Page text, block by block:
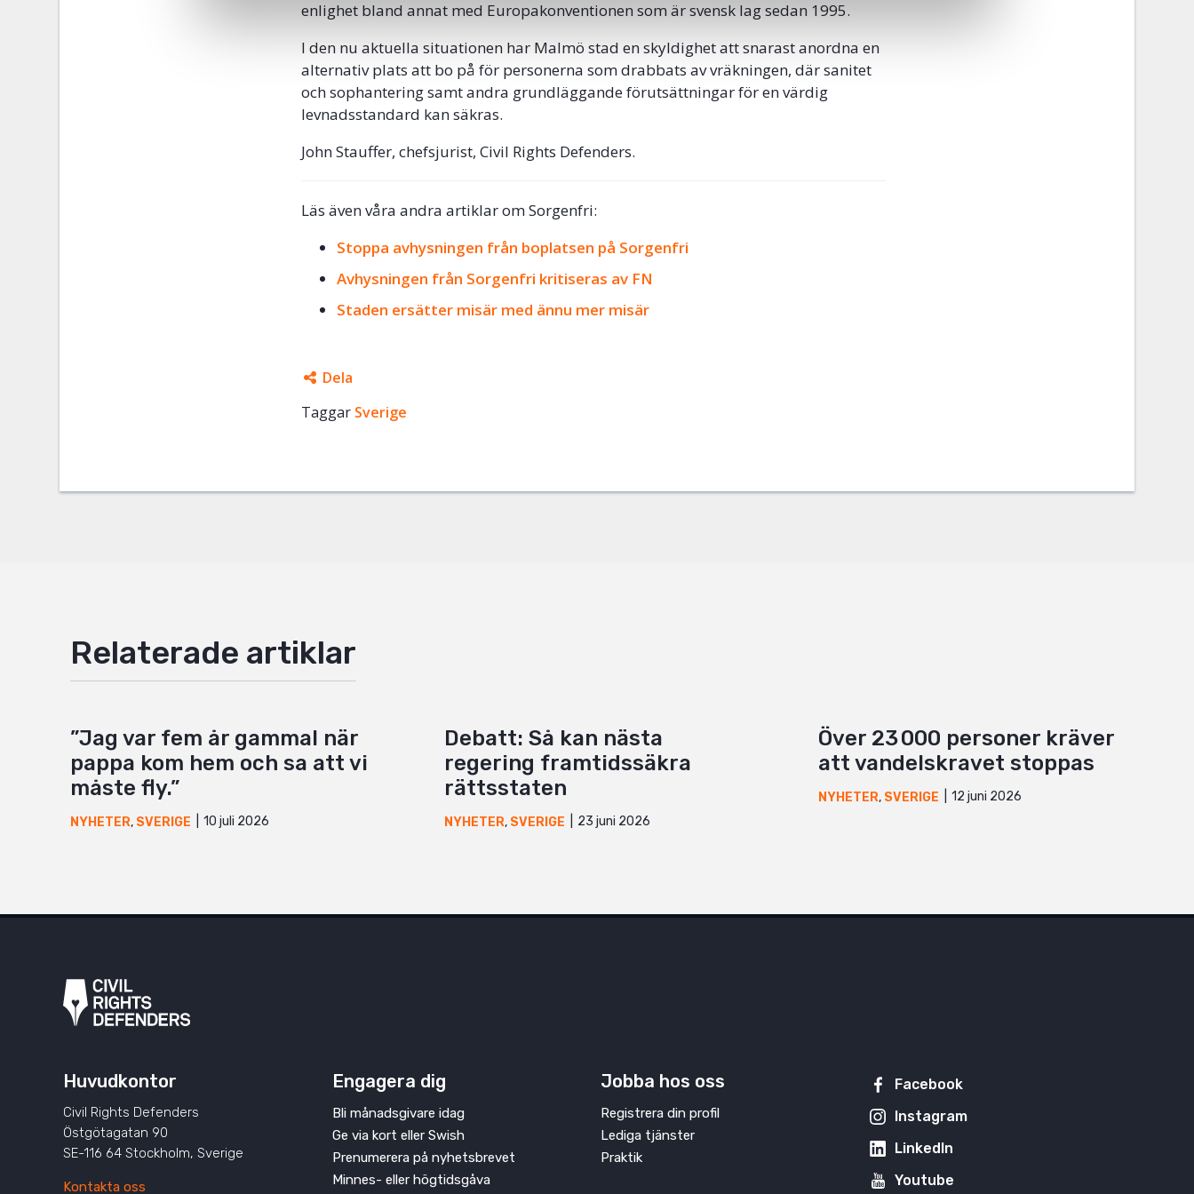
enlighet bland annat med Europakonventionen som är svensk lag sedan 1995.
I den nu aktuella situationen har Malmö stad en skyldighet att snarast anordna en
alternativ plats att bo på för personerna som drabbats av vräkningen, där sanitet
och sophantering samt andra grundläggande förutsättningar för en värdig
levnadsstandard kan säkras.
John Stauffer, chefsjurist, Civil Rights Defenders.
Läs även våra andra artiklar om Sorgenfri:
Stoppa avhysningen från boplatsen på Sorgenfri
Avhysningen från Sorgenfri kritiseras av FN
Staden ersätter misär med ännu mer misär
Dela
Facebook
Taggar Sverige
Relaterade artiklar
”Jag var fem år gammal när
pappa kom hem och sa att vi
måste fly.”
NYHETER, SVERIGE 10 juli 2026
Debatt: Så kan nästa
regering framtidssäkra
rättsstaten
NYHETER, SVERIGE 23 juni 2026
Över 23 000 personer kräver
att vandelskravet stoppas
NYHETER, SVERIGE 12 juni 2026
Huvudkontor
Civil Rights Defenders
Östgötagatan 90
SE-116 64 Stockholm, Sverige
Kontakta oss
Engagera dig
Bli månadsgivare idag
Ge via kort eller Swish
Prenumerera på nyhetsbrevet
Minnes- eller högtidsgåva
Jobba hos oss
Registrera din profil
Lediga tjänster
Praktik
Facebook
Instagram
LinkedIn
Youtube